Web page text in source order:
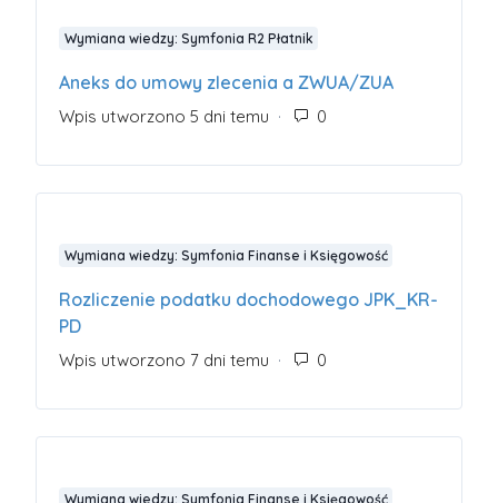
Wymiana wiedzy: Symfonia R2 Płatnik
Aneks do umowy zlecenia a ZWUA/ZUA
Wpis utworzono 5 dni temu
Wymiana wiedzy: Symfonia Finanse i Księgowość
Rozliczenie podatku dochodowego JPK_KR-
PD
Wpis utworzono 7 dni temu
Wymiana wiedzy: Symfonia Finanse i Księgowość